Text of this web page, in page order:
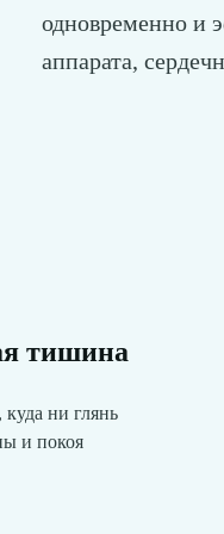
одновременно и
аппарата,
тишина
куда ни глянь
и покоя